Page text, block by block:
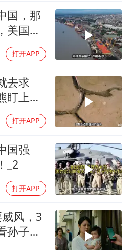
进开新局 实干挑大梁
国，那
美国看
打开APP
去求
盯上
打开APP
国强
_2
打开APP
风，3
孙子，